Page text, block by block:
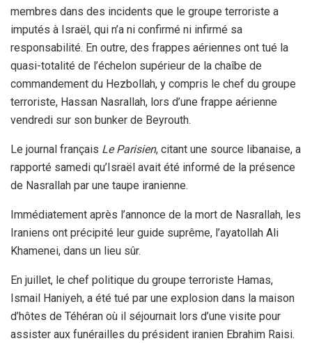
membres dans des incidents que le groupe terroriste a
imputés à Israël, qui n’a ni confirmé ni infirmé sa
responsabilité. En outre, des frappes aériennes ont tué la
quasi-totalité de l’échelon supérieur de la chaîbe de
commandement du Hezbollah, y compris le chef du groupe
terroriste, Hassan Nasrallah, lors d’une frappe aérienne
vendredi sur son bunker de Beyrouth.
Le journal français Le Parisien, citant une source libanaise, a
rapporté samedi qu’Israël avait été informé de la présence
de Nasrallah par une taupe iranienne.
Immédiatement après l’annonce de la mort de Nasrallah, les
Iraniens ont précipité leur guide suprême, l’ayatollah Ali
Khamenei, dans un lieu sûr.
En juillet, le chef politique du groupe terroriste Hamas,
Ismail Haniyeh, a été tué par une explosion dans la maison
d’hôtes de Téhéran où il séjournait lors d’une visite pour
assister aux funérailles du président iranien Ebrahim Raisi.